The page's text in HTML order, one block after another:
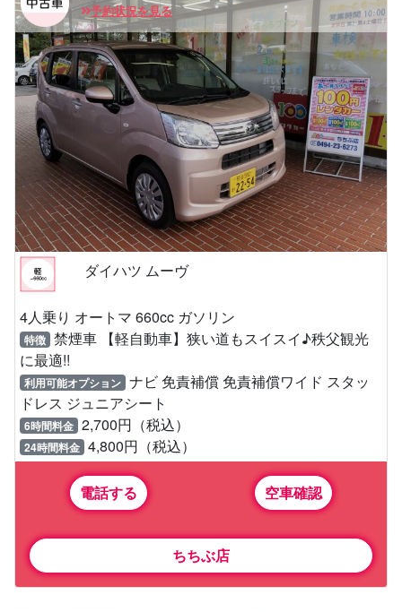
予約状況を見る
ダイハツ ムーヴ
4人乗り オートマ 660cc ガソリン
特徴 禁煙車 【軽自動車】狭い道もスイスイ♪秩父観光
に最適!!
利用可能オプション ナビ 免責補償 免責補償ワイド スタッ
ドレス ジュニアシート
6時間料金 2,700円（税込）
24時間料金 4,800円（税込）
電話する 空車確認
ちちぶ店